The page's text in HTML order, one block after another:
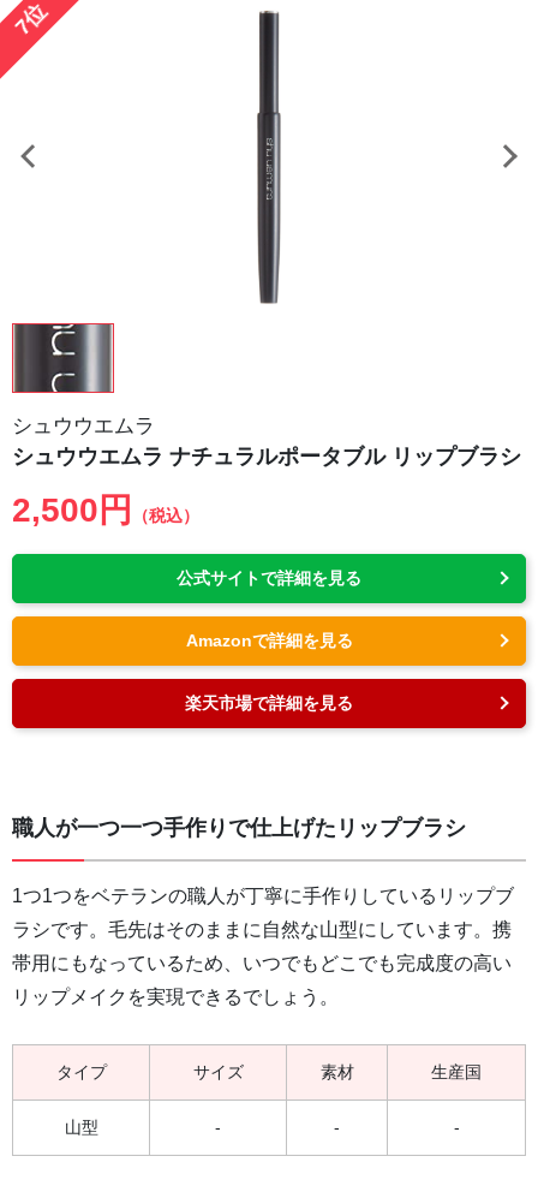
7位
シュウウエムラ
シュウウエムラ ナチュラルポータブル リップブラシ
2,500円 （税込）
公式サイトで詳細を見る
Amazonで詳細を見る
楽天市場で詳細を見る
職人が一つ一つ手作りで仕上げたリップブラシ
1つ1つをベテランの職人が丁寧に手作りしているリップブ
ラシです。毛先はそのままに自然な山型にしています。携
帯用にもなっているため、いつでもどこでも完成度の高い
リップメイクを実現できるでしょう。
タイプ サイズ 素材 生産国
山型 - - -